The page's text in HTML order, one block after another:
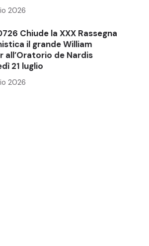
2026
Chiude la XXX Rassegna
il grande William
all’Oratorio de Nardis
21 luglio
2026